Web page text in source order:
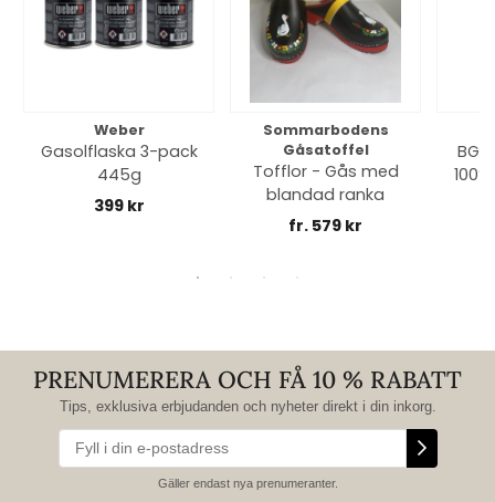
Weber
Gasolflaska 3-pack
445g
399 kr
Sommarbodens
Gåsatoffel
Tofflor - Gås med
blandad ranka
fr. 579 kr
PRENUMERERA OCH FÅ 10 % RABATT
Tips, exklusiva erbjudanden och nyheter direkt i din inkorg.
Gäller endast nya prenumeranter.